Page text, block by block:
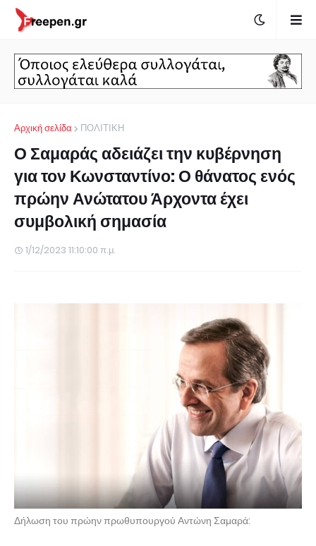
Αρχική σελίδα ΠΟΛΙΤΙΚΗ
Ο Σαμαράς αδειάζει την κυβέρνηση
για τον Κωνσταντίνο: Ο θάνατος ενός
πρώην Ανώτατου Άρχοντα έχει
συμβολική σημασία
1/12/2023 11:10:00 π.μ.
Δήλωση του πρώην πρωθυπουργού Αντώνη Σαμαρά: